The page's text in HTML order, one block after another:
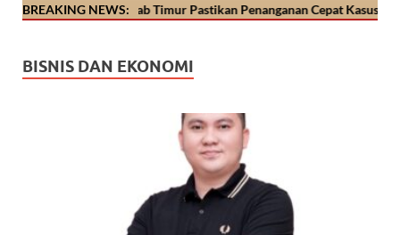
BREAKING NEWS:
Kapolres Tanjab Timur Pastikan Penanganan Cepat Kasus Video
BISNIS DAN EKONOMI